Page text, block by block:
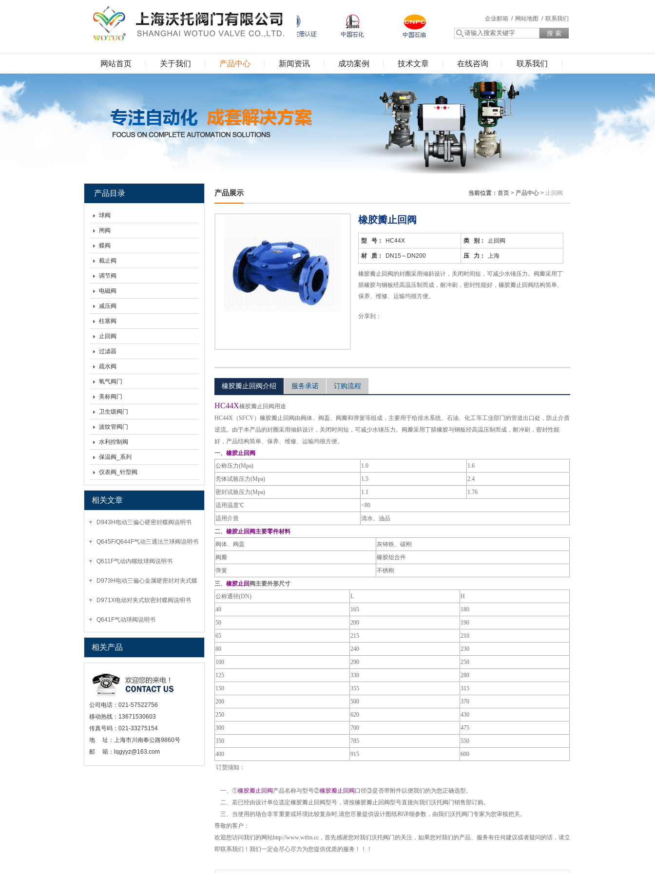
上海沃托阀门有限公司
联系我们
网站地图 /
企业邮箱 /
网站首页 关于我们 产品中心 新闻资讯 成功案例 技术文章 在线咨询 联系我们
产品目录
球阀
闸阀
蝶阀
截止阀
调节阀
电磁阀
减压阀
柱塞阀
止回阀
过滤器
疏水阀
氧气阀门
美标阀门
卫生级阀门
波纹管阀门
水利控制阀
保温阀_系列
仪表阀_针型阀
相关文章
D943H电动三偏心硬密封蝶阀说明书
Q645F/Q644F气动三通法兰球阀说明书
Q611F气动内螺纹球阀说明书
D973H电动三偏心金属硬密封对夹式蝶
D971X电动对夹式软密封蝶阀说明书
Q641F气动球阀说明书
相关产品
公司电话：021-57522756
移动热线：13671530603
传真号码：021-33275154
地 址：上海市川南奉公路9860号
邮 箱：lqgyyz@163.com
产品展示 当前位置： 首页 > 产品中心 > 止回阀
橡胶瓣止回阀
型 号： HC44X 类 别： 止回阀
材 质： DN15～DN200 压 力： 上海
橡胶瓣止回阀的封圈采用倾斜设计，关闭时间短，可减少水锤压力。阀瓣采用丁
腈橡胶与钢板经高温压制而成，耐冲刷，密封性能好，橡胶瓣止回阀结构简单、
保养、维修、运输均很方便。
分享到：
橡胶瓣止回阀介绍 服务承诺 订购流程
HC44X橡胶瓣止回阀 用途
HC44X （SFCV）橡胶瓣止回阀由阀体、阀盖、阀瓣和弹簧等组成，主要用于给排水系统、石油、化工等工业部门的管道出口处，防止介质
逆流。由于本产品的封圈采用倾斜设计，关闭时间短，可减少水锤压力。阀瓣采用丁腈橡胶与钢板经高温压制而成，耐冲刷，密封性能
好，产品结构简单、保养、维修、运输均很方便。
一、 橡胶止回阀
公称压力(Mpa) 1.0
1.6
壳体试验压力(Mpa) 1.5
2.4
密封试验压力(Mpa) 1.1
1.76
适用温度℃
<80
适用介质
清水、油品
二、 橡胶止回阀主要零件材料
阀体、阀盖
灰铸铁、碳刚
阀瓣
橡胶组合件
弹簧
不锈刚
三、 橡胶止回 阀主要外形尺寸
公称通径(DN) L
H
40
165
180
50
200
190
65
215
210
80
240
230
100
290
250
125
330
280
150
355
315
200
500
370
250
620
430
300
700
475
350
785
550
400
915
600
订货须知：
一、①橡胶瓣止回阀产品名称与型号②橡胶瓣止回阀口径③是否带附件以便我们的为您正确选型。
二、若已经由设计单位选定橡胶瓣止回阀型号，请按橡胶瓣止回阀型号直接向我们沃托阀门销售部订购。
三、当使用的场合非常重要或环境比较复杂时,请您尽量提供设计图纸和详细参数，由我们沃托阀门专家为您审核把关。
尊敬的客户：
欢迎您访问我们的网站http://www.wtfm.cc ，首先感谢您对我们沃托阀门的关注，如果您对我们的产品、服务有任何建议或者疑问的话，请立
即联系我们！我们一定会尽心尽力为您提供优质的服务！！！